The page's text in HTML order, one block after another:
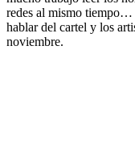
redes al mismo tiempo…
hablar del cartel y los
noviembre.